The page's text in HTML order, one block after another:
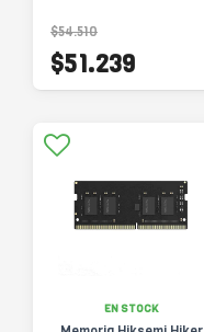
$54.510
$51.239
EN STOCK